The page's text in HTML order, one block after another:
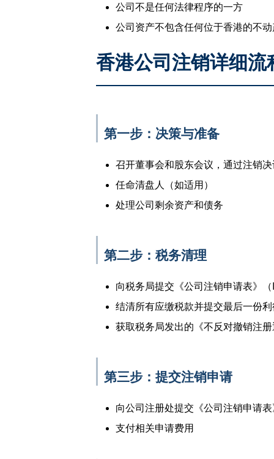
公司不是任何法律程序的一方
公司资产不包含任何位于香港的不动
香港公司注销详细流
第一步：决策与准备
召开董事会和股东会议，通过注销决
任命清盘人（如适用）
处理公司剩余资产和债务
第二步：税务清理
向税务局提交《公司注销申请表》（
结清所有应缴税款并提交最后一份
获取税务局发出的《不反对撤销注册
第三步：提交注销申请
向公司注册处提交《公司注销申请表
支付相关申请费用